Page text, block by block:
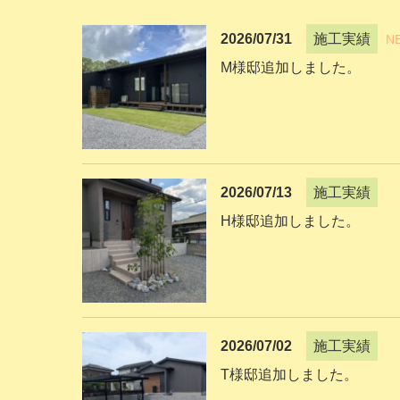
2026/07/31 施工実績
M様邸追加しました。
2026/07/13
施工実績
H様邸追加しました。
2026/07/02
施工実績
T様邸追加しました。